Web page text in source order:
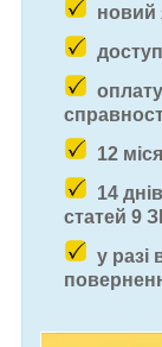
новий
12
14
статей 9
у разі